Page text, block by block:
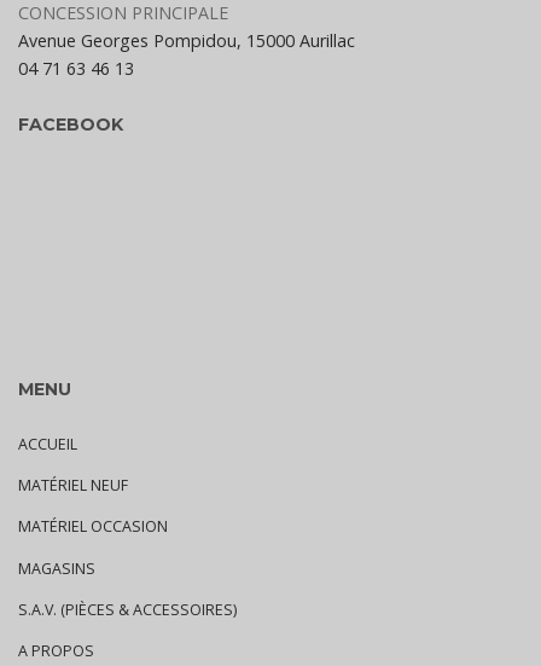
CONCESSION PRINCIPALE
Avenue Georges Pompidou, 15000 Aurillac
04 71 63 46 13
FACEBOOK
MENU
ACCUEIL
MATÉRIEL NEUF
MATÉRIEL OCCASION
MAGASINS
S.A.V. (PIÈCES & ACCESSOIRES)
A PROPOS